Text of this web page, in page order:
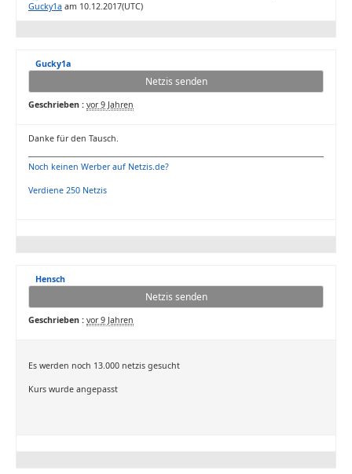
Gucky1a am 10.12.2017(UTC)
Gucky1a
Netzis senden
Geschrieben : vor 9 Jahren
Danke für den Tausch.
Noch keinen Werber auf Netzis.de?
Verdiene 250 Netzis
Hensch
Netzis senden
Geschrieben : vor 9 Jahren
Es werden noch 13.000 netzis gesucht
Kurs wurde angepasst